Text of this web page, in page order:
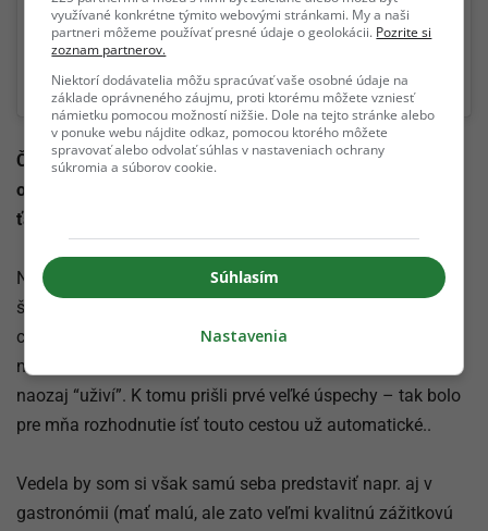
Vám, nech sa u Vás všetci cítia minimálne tak príjemne, ako
som sa dnes cítila ja.. 🙂❤️ #PoriadnyKusŽeny #vs #Drobísek
A post shared byTimea Trajtelova – IFBB Bikini (@timeatrajtelova) on
Čisto hypotetická otázka: Vieš si seba predstaviť v inom
odvetví ako fitness? Čím iným by si sa chcela živiť, čo by
ťa napĺňalo?
Než som sa rozhodla pre fitness, tak som mala v pláne
študovať zubárinu. Krátko po maturite (z biológie a
chémie) som však vyhrala svoje prvé Majstrovstvá sveta a
nakoľko ma šport úplne pohltil, získala som istotu, že ma
naozaj “uživí”. K tomu prišli prvé veľké úspechy – tak bolo
pre mňa rozhodnutie ísť touto cestou už automatické..
Vedela by som si však samú seba predstaviť napr. aj v
gastronómii (mať malú, ale zato veľmi kvalitnú zážitkovú
využívané konkrétne týmito webovými stránkami. My a naši
partneri môžeme používať presné údaje o geolokácii. Pozrite si
zoznam partnerov.
Niektorí dodávatelia môžu spracúvať vaše osobné údaje na
základe oprávneného záujmu, proti ktorému môžete vzniesť
námietku pomocou možností nižšie. Dole na tejto stránke alebo
v ponuke webu nájdite odkaz, pomocou ktorého môžete
spravovať alebo odvolať súhlas v nastaveniach ochrany
súkromia a súborov cookie.
Súhlasím
Nastavenia